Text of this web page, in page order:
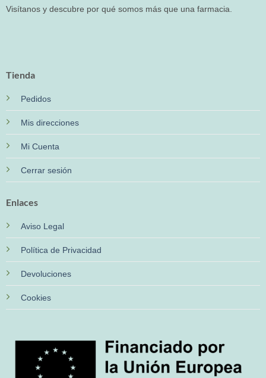
Visítanos y descubre por qué somos más que una farmacia.
Tienda
Pedidos
Mis direcciones
Mi Cuenta
Cerrar sesión
Enlaces
Aviso Legal
Política de Privacidad
Devoluciones
Cookies